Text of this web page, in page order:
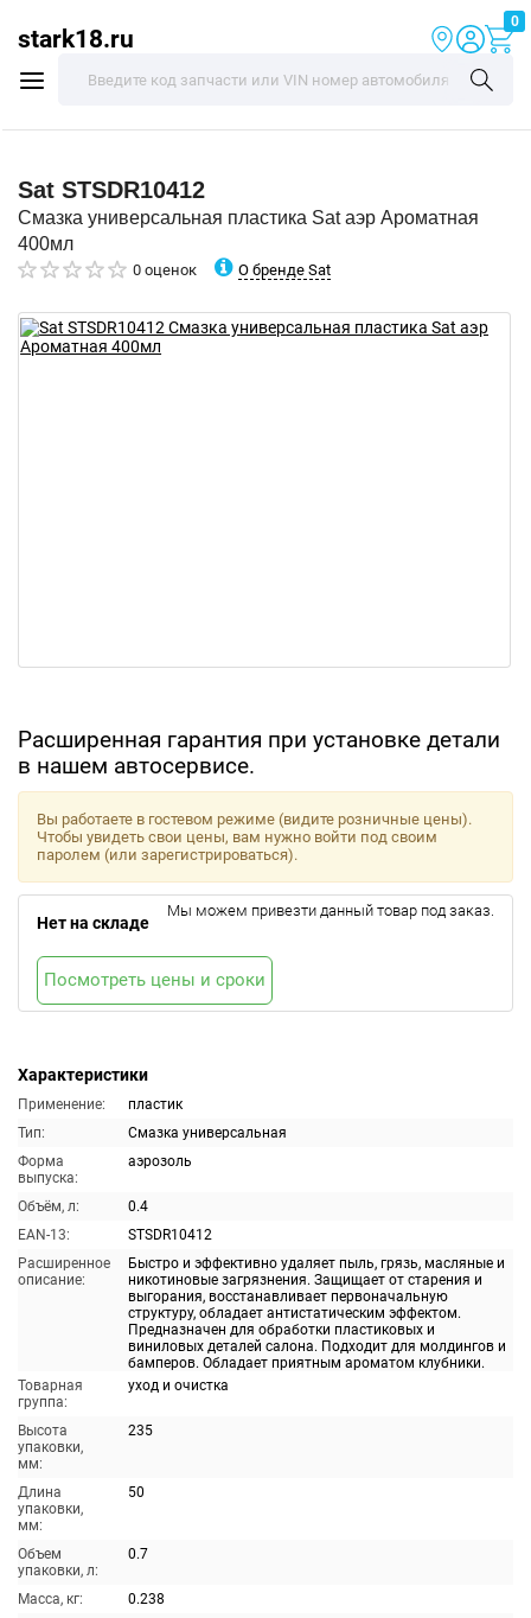
stark18.ru
0
Sat STSDR10412
Смазка универсальная пластика Sat аэр Ароматная
400мл
0 оценок О бренде Sat
Расширенная гарантия при установке детали
в нашем автосервисе.
Характеристики
Применение:
пластик
Тип:
Смазка универсальная
Форма
выпуска:
аэрозоль
Объём, л:
0.4
EAN-13:
STSDR10412
Расширенное
описание:
Быстро и эффективно удаляет пыль, грязь, масляные и
никотиновые загрязнения. Защищает от старения и
выгорания, восстанавливает первоначальную
структуру, обладает антистатическим эффектом.
Предназначен для обработки пластиковых и
виниловых деталей салона. Подходит для молдингов и
бамперов. Обладает приятным ароматом клубники.
Товарная
группа:
уход и очистка
Высота
упаковки,
мм:
235
Длина
упаковки,
мм:
50
Объем
упаковки, л:
0.7
Масса, кг:
0.238
Вы работаете в гостевом режиме (видите розничные цены).
Чтобы увидеть свои цены, вам нужно войти под своим
паролем (или зарегистрироваться).
Нет на складе
Мы можем привезти данный товар под заказ.
Посмотреть цены и сроки